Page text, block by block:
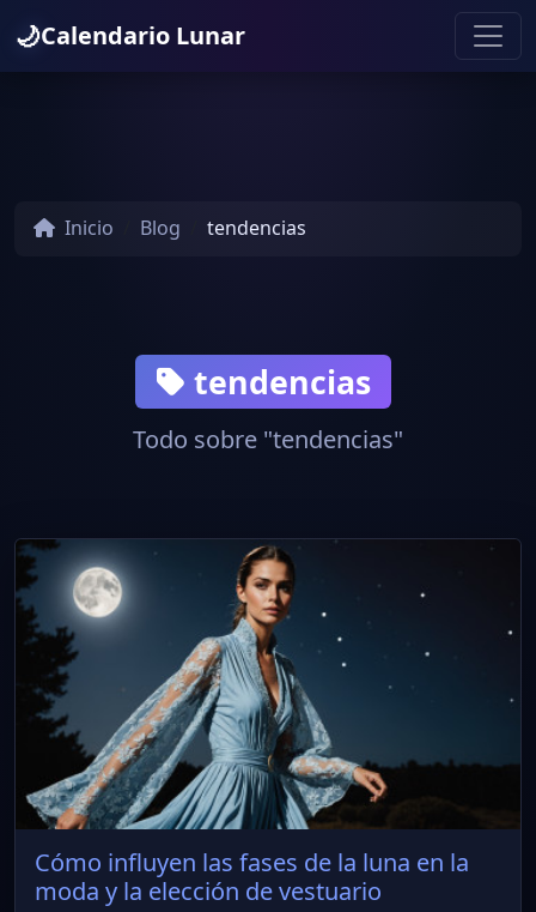
🌙Calendario Lunar
Inicio Blog tendencias
tendencias
Todo sobre "tendencias"
Cómo influyen las fases de la luna en la
moda y la elección de vestuario